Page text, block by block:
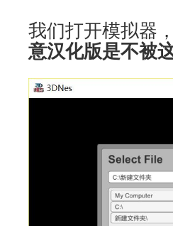
我们打开模拟器
意汉化版是不被